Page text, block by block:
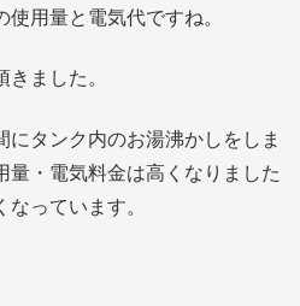
用量と電気代ですね。
ました。
にタンク内のお湯沸かしをしま
量・電気料金は高くなりました
っています。